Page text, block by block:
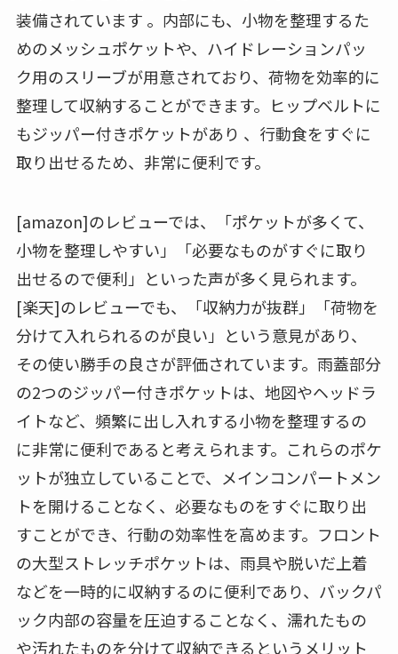
装備されています 。内部にも、小物を整理するた
めのメッシュポケットや、ハイドレーションパッ
ク用のスリーブが用意されており、荷物を効率的に
整理して収納することができます。ヒップベルトに
もジッパー付きポケットがあり 、行動食をすぐに
取り出せるため、非常に便利です。
[amazon]のレビューでは、「ポケットが多くて、
小物を整理しやすい」「必要なものがすぐに取り
出せるので便利」といった声が多く見られます。
[楽天]のレビューでも、「収納力が抜群」「荷物を
分けて入れられるのが良い」という意見があり、
その使い勝手の良さが評価されています。雨蓋部分
の2つのジッパー付きポケットは、地図やヘッドラ
イトなど、頻繁に出し入れする小物を整理するの
に非常に便利であると考えられます。これらのポケ
ットが独立していることで、メインコンパートメン
トを開けることなく、必要なものをすぐに取り出
すことができ、行動の効率性を高めます。フロント
の大型ストレッチポケットは、雨具や脱いだ上着
などを一時的に収納するのに便利であり、バックパ
ック内部の容量を圧迫することなく、濡れたもの
や汚れたものを分けて収納できるというメリット